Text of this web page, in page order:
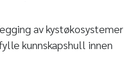
av kystøkosystemer
kunnskapshull innen